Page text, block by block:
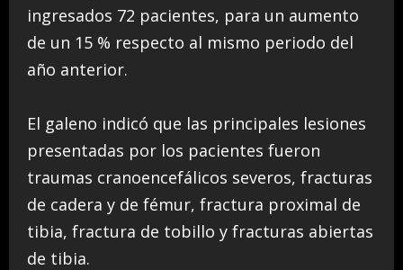
ingresados 72 pacientes, para un aumento
de un 15 % respecto al mismo periodo del
año anterior.
El galeno indicó que las principales lesiones
presentadas por los pacientes fueron
traumas cranoencefálicos severos, fracturas
de cadera y de fémur, fractura proximal de
tibia, fractura de tobillo y fracturas abiertas
de tibia.